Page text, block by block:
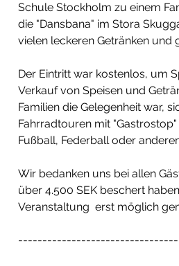
Schule Stockholm zu einem
die "Dansbana" im Stora
vielen leckeren Getränken und
Der Eintritt war kostenlos, um
Verkauf von Speisen und
Familien die Gelegenheit war,
Fahrradtouren mit
Fußball, Federball oder
Wir bedanken uns bei allen
über 4.500 SEK beschert
Veranstaltung  erst möglich